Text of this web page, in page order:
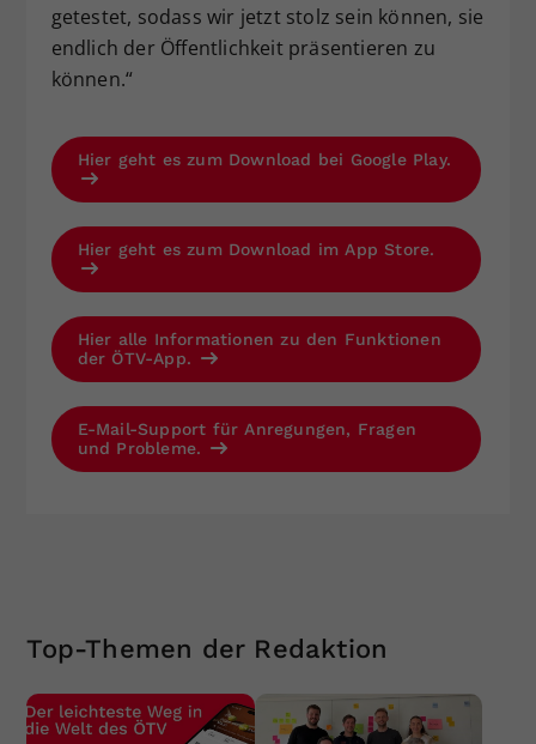
getestet, sodass wir jetzt stolz sein können, sie
endlich der Öffentlichkeit präsentieren zu
können.“
Hier geht es zum Download bei Google Play.
Hier geht es zum Download im App Store.
Hier alle Informationen zu den Funktionen
der ÖTV-App.
E-Mail-Support für Anregungen, Fragen
und Probleme.
Top-Themen der Redaktion